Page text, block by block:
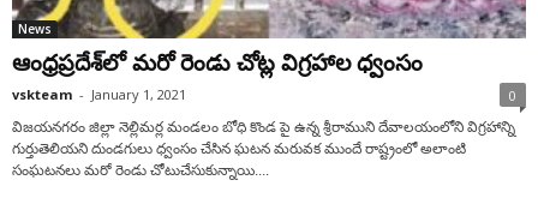
News
ఆంధ్రప్ర‌దేశ్‌లో మ‌రో రెండు చోట్ల విగ్ర‌హాల ధ్వంసం
vskteam - January 1, 2021 0
విజయనగరం జిల్లా నెల్లిమర్ల మండలం బోధి కొండ పై ఉన్న శ్రీరాముని దేవాలయంలోని విగ్రహాన్ని
గుర్తుతెలియని దుండగులు ధ్వంసం చేసిన ఘటన మరువక ముందే రాష్ట్రంలో అలాంటి
సంఘటనలు మరో రెండు చోటుచేసుకున్నాయి....